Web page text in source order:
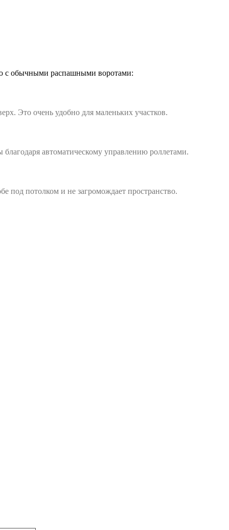
с обычными распашными воротами:
Это очень удобно для маленьких участков.
автоматическому управлению роллетами.
под потолком и не загромождает пространство.